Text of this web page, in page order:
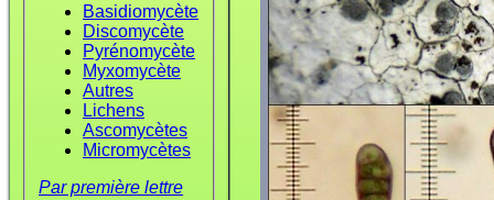
Basidiomycète
Discomycète
Pyrénomycète
Myxomycète
Autres
Lichens
Ascomycètes
Micromycètes
Par première lettre